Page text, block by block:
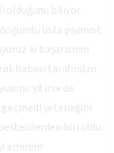
olduğunu biliyor
usta piyanist
ki başarısının
babası tarafından
yitirse de
yeteneğini
biri oldu
eminim